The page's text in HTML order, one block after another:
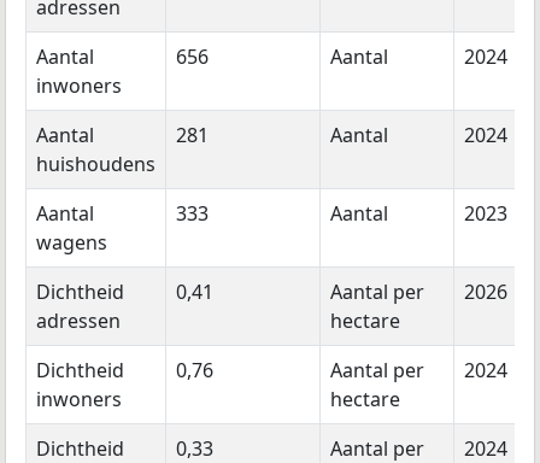
adressen
Aantal
inwoners
656 Aantal 2024
Aantal
huishoudens
281 Aantal 2024
Aantal
wagens
333 Aantal 2023
Dichtheid
adressen
0,41
Aantal per
hectare
2026
Dichtheid
inwoners
0,76
Aantal per
hectare
2024
Dichtheid
0,33
Aantal per
2024